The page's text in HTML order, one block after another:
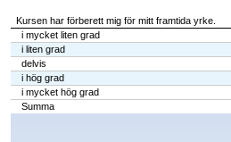
Kursen har förberett mig för mitt framtida yrke.
i mycket liten grad
i liten grad
delvis
i hög grad
i mycket hög grad
Summa
Chart